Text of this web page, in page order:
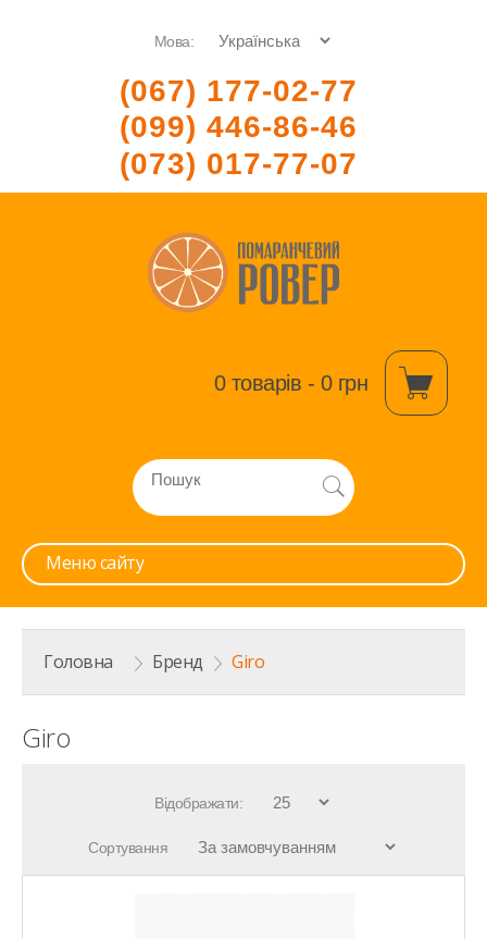
Мова:
(067) 177-02-77
(099) 446-86-46
(073) 017-77-07
0 товарів - 0 грн
Меню сайту
Головна > Бренд > Giro
Giro
Відображати:
Сортування